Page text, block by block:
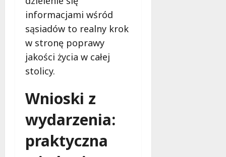
informacjami wśród
sąsiadów to realny krok
w stronę poprawy
jakości życia w całej
stolicy.
Wnioski z
wydarzenia:
praktyczna